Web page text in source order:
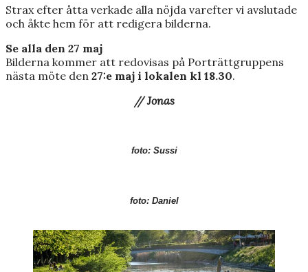
Strax efter åtta verkade alla nöjda varefter vi avslutade
och åkte hem för att redigera bilderna.
Se alla den 27 maj
Bilderna kommer att redovisas på Porträttgruppens
nästa möte den 27:e maj i lokalen kl 18.30.
// Jonas
foto: Sussi
foto: Daniel